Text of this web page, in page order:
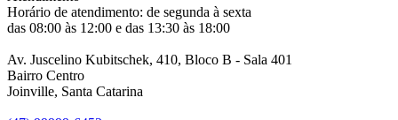
Horário de atendimento: de segunda à sexta
das 08:00 às 12:00 e das 13:30 às 18:00
Av. Juscelino Kubitschek, 410, Bloco B - Sala 401
Bairro Centro
Joinville, Santa Catarina